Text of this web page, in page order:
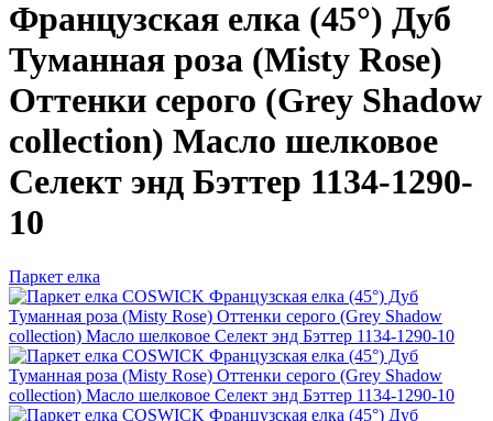
Французская елка (45°) Дуб
Туманная роза (Misty Rose)
Оттенки серого (Grеy Shadow
collection) Масло шелковое
Селект энд Бэттер 1134-1290-
10
Паркет елка